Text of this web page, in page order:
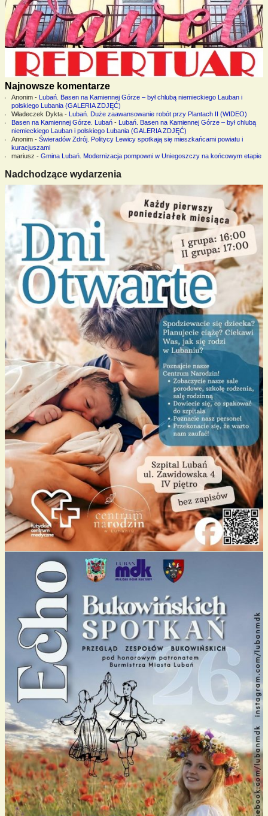
Najnowsze komentarze
Anonim- Lubań. Basen na Kamiennej Górze – był chlubą niemieckiego Lauban i
polskiego Lubania (GALERIA ZDJĘĆ)
Władeczek Dykta- Lubań. Duże zaawansowanie robót przy Plantach II (WIDEO)
Basen na Kamiennej Górze. Lubań- Lubań. Basen na Kamiennej Górze – był chlubą
niemieckiego Lauban i polskiego Lubania (GALERIA ZDJĘĆ)
Anonim- Świeradów Zdrój. Politycy Lewicy spotkają się mieszkańcami powiatu i
kuracjuszami
mariusz - Gmina Lubań. Modernizacja pompowni w Uniegoszczy na końcowym etapie
Nadchodzące wydarzenia